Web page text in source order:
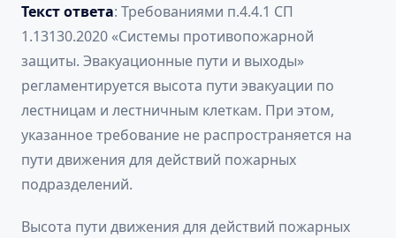
Текст ответа: Требованиями п.4.4.1 СП
1.13130.2020 «Системы противопожарной
защиты. Эвакуационные пути и выходы»
регламентируется высота пути эвакуации по
лестницам и лестничным клеткам. При этом,
указанное требование не распространяется на
пути движения для действий пожарных
подразделений.
Высота пути движения для действий пожарных